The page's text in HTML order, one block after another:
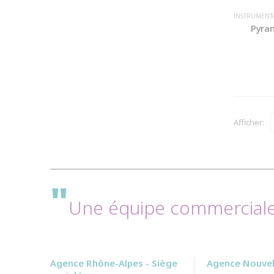
Afficher:
"Une équipe
Agence Rhône-Alpes - Siège
Agence